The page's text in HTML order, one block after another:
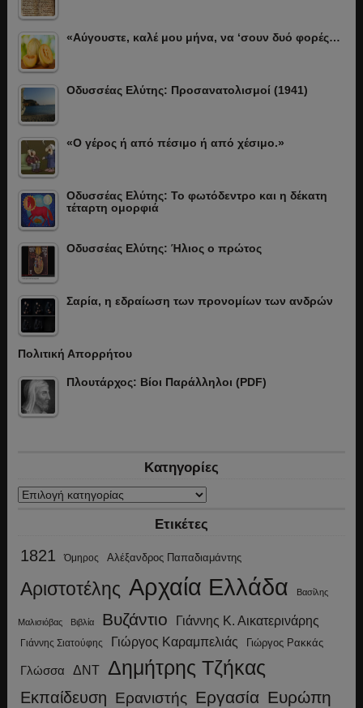
«Αύγουστε, καλέ μου μήνα, να ‘σουν δυό φορές…
Οδυσσέας Ελύτης: Προσανατολισμοί (1941)
«Ο γέρος ή από πέσιμο ή από χέσιμο.»
Οδυσσέας Ελύτης: Το φωτόδεντρο και η δέκατη
τέταρτη ομορφιά
Οδυσσέας Ελύτης: Ήλιος ο πρώτος
Σαρία, η εδραίωση των προνομίων των ανδρών
Πολιτική Απορρήτου
Πλουτάρχος: Βίοι Παράλληλοι (PDF)
Κατηγορίες
Κατηγορίες
Ετικέτες
1821 Όμηρος Αλέξανδρος Παπαδιαμάντης
Αριστοτέλης Αρχαία Ελλάδα Βασίλης
Μαλισιόβας Βιβλία Βυζάντιο Γιάννης Κ. Αικατερινάρης
Γιάννης Σιατούφης Γιώργος Καραμπελιάς Γιώργος Ρακκάς
Γλώσσα ΔΝΤ Δημήτρης Τζήκας
Εκπαίδευση Ερανιστής Εργασία Ευρώπη